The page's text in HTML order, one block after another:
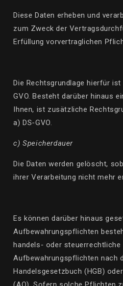
Diese Daten erheben und
zum Zweck der
Erfüllung vorvertraglichen
Die Rechtsgrundlage hierfür ist
GVO. Besteht darüber hinaus
Ihnen, ist zusätzliche
a) DS-GVO.
c) Speicherdauer
Die Daten werden gelöscht,
ihrer Verarbeitung nicht mehr
Es können darüber hinaus
Aufbewahrungspflichten
handels- oder steuerrechtliche
Aufbewahrungspflichten nach
Handelsgesetzbuch (HGB)